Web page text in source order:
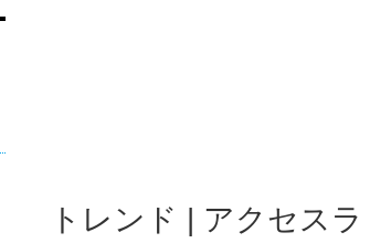
トレンド | アクセスラ